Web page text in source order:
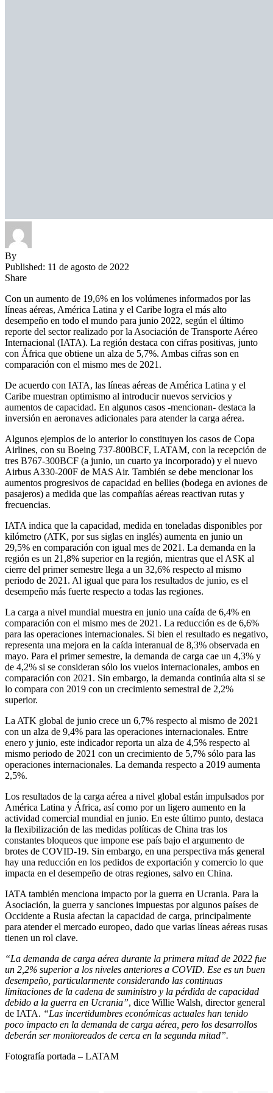
By
Published: 11 de agosto de 2022
Share
Con un aumento de 19,6% en los volúmenes informados por las
líneas aéreas, América Latina y el Caribe logra el más alto
desempeño en todo el mundo para junio 2022, según el último
reporte del sector realizado por la Asociación de Transporte Aéreo
Internacional (IATA). La región destaca con cifras positivas, junto
con África que obtiene un alza de 5,7%. Ambas cifras son en
comparación con el mismo mes de 2021.
De acuerdo con IATA, las líneas aéreas de América Latina y el
Caribe muestran optimismo al introducir nuevos servicios y
aumentos de capacidad. En algunos casos -mencionan- destaca la
inversión en aeronaves adicionales para atender la carga aérea.
Algunos ejemplos de lo anterior lo constituyen los casos de Copa
Airlines, con su Boeing 737-800BCF, LATAM, con la recepción de
tres B767-300BCF (a junio, un cuarto ya incorporado) y el nuevo
Airbus A330-200F de MAS Air. También se debe mencionar los
aumentos progresivos de capacidad en bellies (bodega en aviones de
pasajeros) a medida que las compañías aéreas reactivan rutas y
frecuencias.
IATA indica que la capacidad, medida en toneladas disponibles por
kilómetro (ATK, por sus siglas en inglés) aumenta en junio un
29,5% en comparación con igual mes de 2021. La demanda en la
región es un 21,8% superior en la región, mientras que el ASK al
cierre del primer semestre llega a un 32,6% respecto al mismo
periodo de 2021. Al igual que para los resultados de junio, es el
desempeño más fuerte respecto a todas las regiones.
La carga a nivel mundial muestra en junio una caída de 6,4% en
comparación con el mismo mes de 2021. La reducción es de 6,6%
para las operaciones internacionales. Si bien el resultado es negativo,
representa una mejora en la caída interanual de 8,3% observada en
mayo. Para el primer semestre, la demanda de carga cae un 4,3% y
de 4,2% si se consideran sólo los vuelos internacionales, ambos en
comparación con 2021. Sin embargo, la demanda continúa alta si se
lo compara con 2019 con un crecimiento semestral de 2,2%
superior.
La ATK global de junio crece un 6,7% respecto al mismo de 2021
con un alza de 9,4% para las operaciones internacionales. Entre
enero y junio, este indicador reporta un alza de 4,5% respecto al
mismo periodo de 2021 con un crecimiento de 5,7% sólo para las
operaciones internacionales. La demanda respecto a 2019 aumenta
2,5%.
Los resultados de la carga aérea a nivel global están impulsados por
América Latina y África, así como por un ligero aumento en la
actividad comercial mundial en junio. En este último punto, destaca
la flexibilización de las medidas políticas de China tras los
constantes bloqueos que impone ese país bajo el argumento de
brotes de COVID-19. Sin embargo, en una perspectiva más general
hay una reducción en los pedidos de exportación y comercio lo que
impacta en el desempeño de otras regiones, salvo en China.
IATA también menciona impacto por la guerra en Ucrania. Para la
Asociación, la guerra y sanciones impuestas por algunos países de
Occidente a Rusia afectan la capacidad de carga, principalmente
para atender el mercado europeo, dado que varias líneas aéreas rusas
tienen un rol clave.
“La demanda de carga aérea durante la primera mitad de 2022 fue
un 2,2% superior a los niveles anteriores a COVID. Ese es un buen
desempeño, particularmente considerando las continuas
limitaciones de la cadena de suministro y la pérdida de capacidad
debido a la guerra en Ucrania”, dice Willie Walsh, director general
de IATA. “Las incertidumbres económicas actuales han tenido
poco impacto en la demanda de carga aérea, pero los desarrollos
deberán ser monitoreados de cerca en la segunda mitad”.
Fotografía portada – LATAM